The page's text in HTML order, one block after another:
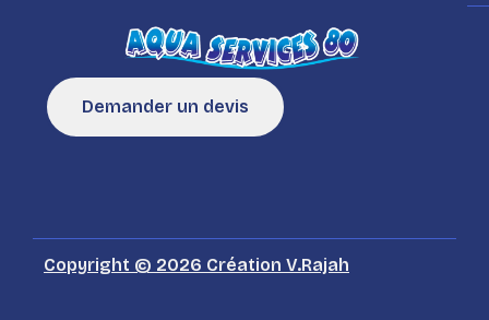
Demander un devis
Copyright © 2026 Création V.Rajah